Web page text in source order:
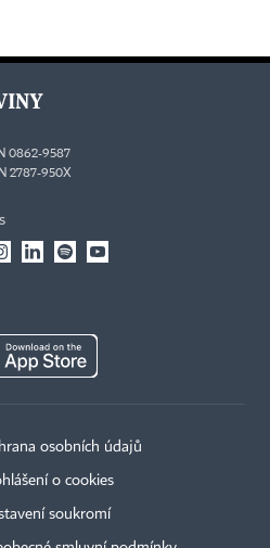
0862-9587
2787-950X
osobních údajů
o cookies
soukromí